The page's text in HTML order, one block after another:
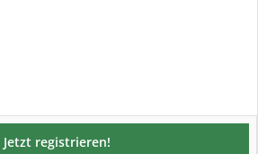
Jetzt registrieren!